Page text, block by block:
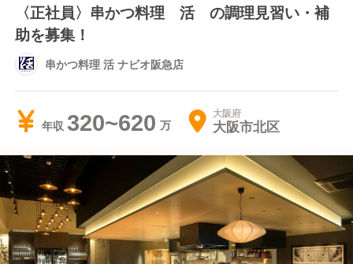
〈正社員〉串かつ料理 活 の調理見習い・補
助を募集！
串かつ料理 活 ナビオ阪急店
年収 320~620 大阪府
大阪市北区